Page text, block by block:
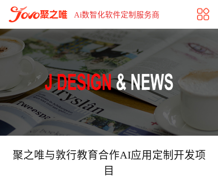
聚之唯与敦行教育合作AI应用定制项目
Ai数智化软件定制服务商
聚之唯与敦行教育合作AI应用定制开发项
目